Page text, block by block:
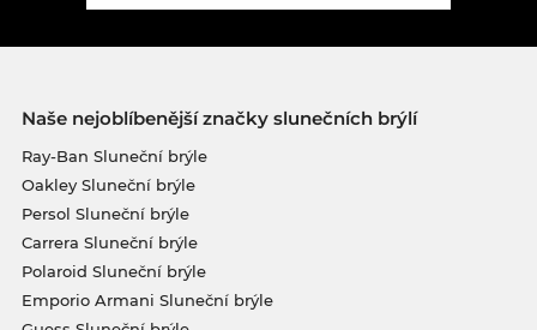
Naše nejoblíbenější značky slunečních brýlí
Ray-Ban Sluneční brýle
Oakley Sluneční brýle
Persol Sluneční brýle
Carrera Sluneční brýle
Polaroid Sluneční brýle
Emporio Armani Sluneční brýle